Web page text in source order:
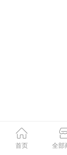
首页 全部